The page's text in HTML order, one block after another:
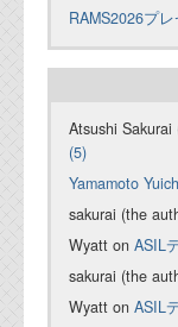
RAMS2026プ
Atsushi
(5)
Yamamoto
sakurai (the
Wyatt on ASIL
sakurai (the
Wyatt on ASIL